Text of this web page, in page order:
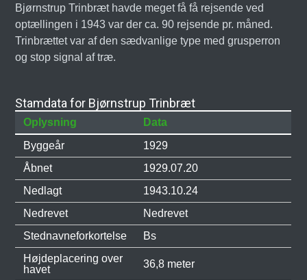
Bjørnstrup Trinbræt havde meget få få rejsende ved
optællingen i 1943 var der ca. 90 rejsende pr. måned.
Trinbrættet var af den sædvanlige type med grusperron
og stop signal af træ.
Stamdata for Bjørnstrup Trinbræt
Oplysning
Data
Byggeår
1929
Åbnet
1929.07.20
Nedlagt
1943.10.24
Nedrevet
Nedrevet
Stednavneforkortelse
Bs
Højdeplacering over
havet
36,8 meter